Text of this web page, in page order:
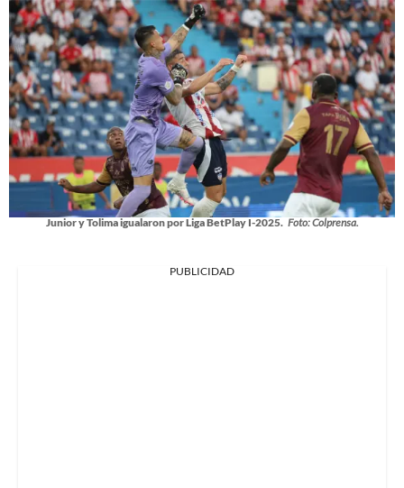
Junior y Tolima igualaron por Liga BetPlay I-2025. Foto: Colprensa.
PUBLICIDAD